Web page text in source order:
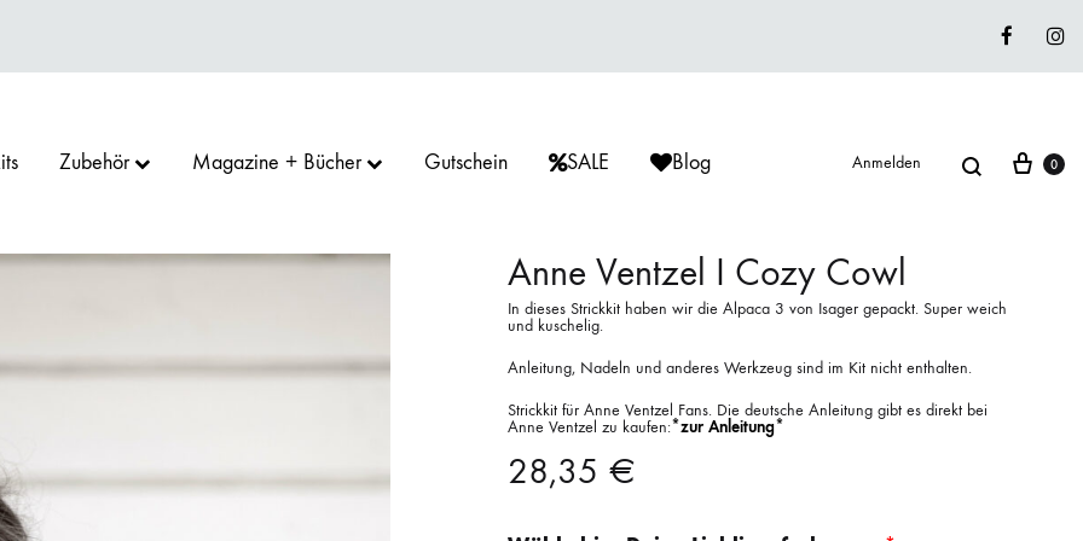
GARN
Zubehör Magazine + Bücher
LANA GROSSA
Gutschein SALE Blog Anmelden Suche 0
Anne Ventzel I Cozy Cowl
In dieses Strickkit haben wir die Alpaca 3 von Isager gepackt. Super weich
und kuschelig.
Anleitung, Nadeln und anderes Werkzeug sind im Kit nicht enthalten.
Strickkit für Anne Ventzel Fans. Die deutsche Anleitung gibt es direkt bei
Anne Ventzel zu kaufen:*zur Anleitung*
28,35 €